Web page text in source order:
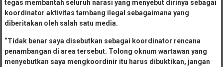
tegas membantah seluruh narasi yang menyebut dirinya sebagai
koordinator aktivitas tambang ilegal sebagaimana yang
diberitakan oleh salah satu media.
“Tidak benar saya disebutkan sebagai koordinator rencana
penambangan di area tersebut. Tolong oknum wartawan yang
menyebutkan saya mengkoordinir itu harus dibuktikan, jangan